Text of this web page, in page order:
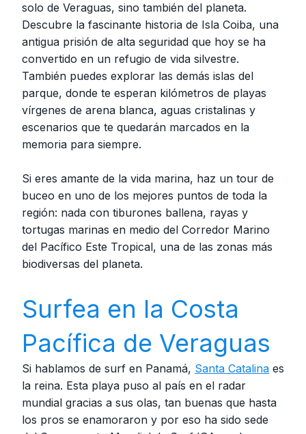
solo de Veraguas, sino también del planeta.
Descubre la fascinante historia de Isla Coiba, una
antigua prisión de alta seguridad que hoy se ha
convertido en un refugio de vida silvestre.
También puedes explorar las demás islas del
parque, donde te esperan kilómetros de playas
vírgenes de arena blanca, aguas cristalinas y
escenarios que te quedarán marcados en la
memoria para siempre.
Si eres amante de la vida marina, haz un tour de
buceo en uno de los mejores puntos de toda la
región: nada con tiburones ballena, rayas y
tortugas marinas en medio del Corredor Marino
del Pacífico Este Tropical, una de las zonas más
biodiversas del planeta.
Surfea en la Costa
Pacífica de Veraguas
Si hablamos de surf en Panamá, Santa Catalina es
la reina. Esta playa puso al país en el radar
mundial gracias a sus olas, tan buenas que hasta
los pros se enamoraron y por eso ha sido sede